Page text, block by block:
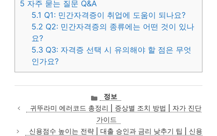
5 자주 묻는 질문 Q&A
5.1 Q1: 민간자격증이 취업에 도움이 되나요?
5.2 Q2: 민간자격증의 종류에는 어떤 것이 있나
요?
5.3 Q3: 자격증 선택 시 유의해야 할 점은 무엇
인가요?
카
테
고
리
정보
귀뚜라미 에러코드 총정리 | 증상별 조치 방법 | 자가 진단
가이드
신용점수 높이는 전략 | 대출 승인과 금리 낮추기 팁 | 신용